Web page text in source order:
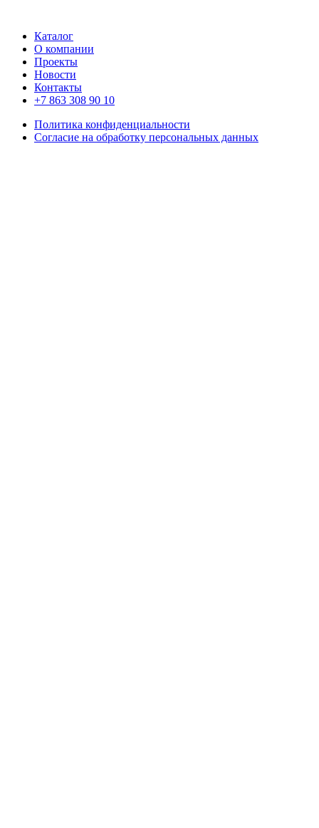
Каталог
О компании
Проекты
Новости
Контакты
+7 863 308 90 10
Политика конфиденциальности
Согласие на обработку персональных данных